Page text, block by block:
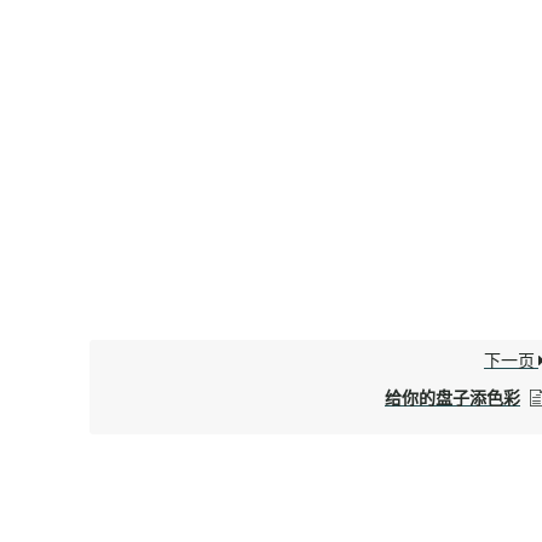
下一页
给你的盘子添色彩